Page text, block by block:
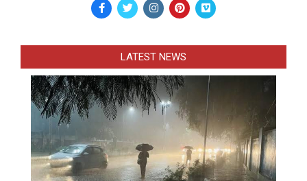
LATEST NEWS